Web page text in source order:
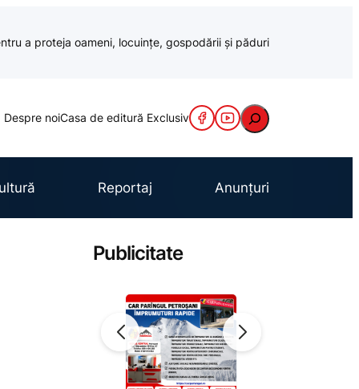
a proteja oameni, locuințe, gospodării și păduri
Despre noiCasa de editură Exclusiv Caută
Reportaj Anunțuri
Publicitate